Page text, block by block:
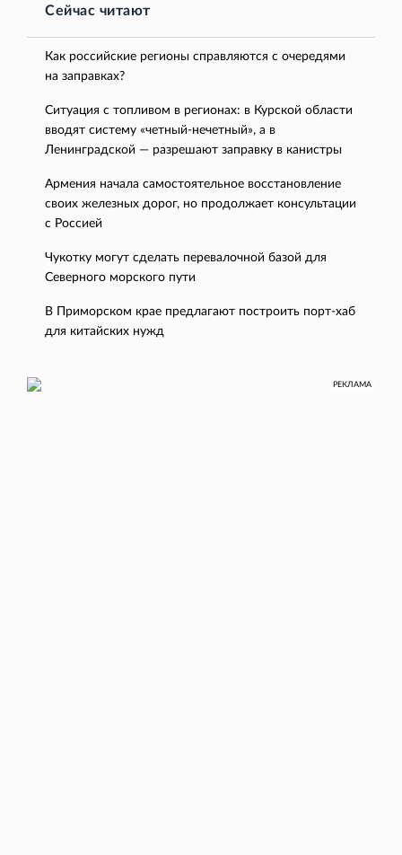
Сейчас читают
Как российские регионы справляются с очередями
на заправках?
Ситуация с топливом в регионах: в Курской области
вводят систему «четный-нечетный», а в
Ленинградской — разрешают заправку в канистры
Армения начала самостоятельное восстановление
своих железных дорог, но продолжает консультации
с Россией
Чукотку могут сделать перевалочной базой для
Северного морского пути
В Приморском крае предлагают построить порт-хаб
для китайских нужд
РЕКЛАМА